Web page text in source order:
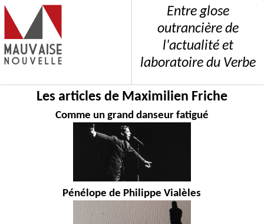
Entre glose
outrancière de
l'actualité et
laboratoire du Verbe
Les articles de Maximilien Friche
Comme un grand danseur fatigué
Pénélope de Philippe Vialèles